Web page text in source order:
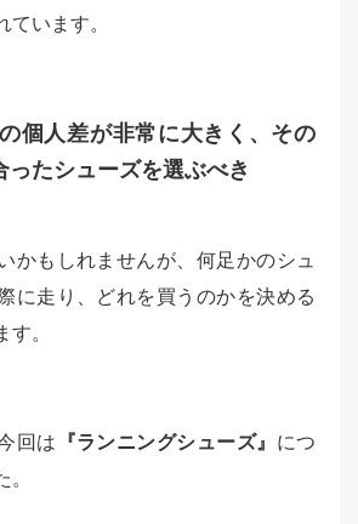
ています。
個人差が非常に大きく、その
ったシューズを選ぶべき
かもしれませんが、何足かのシュ
に走り、どれを買うのかを決める
す。
回は 『ランニングシューズ』 につ